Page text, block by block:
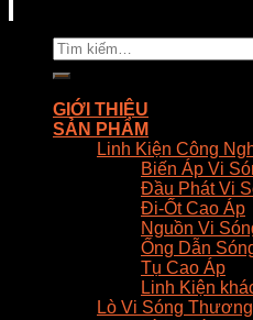
Tìm
kiếm:
GIỚI THIỆU
SẢN PHẨM
Linh Kiện Công
Biến Áp Vi
Đầu Phát Vi
Đi-Ốt Cao Áp
Nguồn Vi
Ống Dẫn
Tụ Cao Áp
Linh Kiện
Lò Vi Sóng